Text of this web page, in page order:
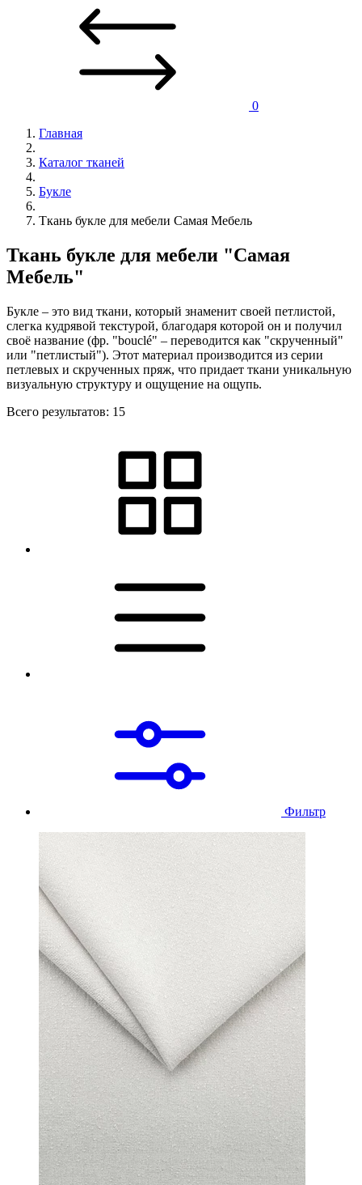
0
Главная
Каталог тканей
Букле
Ткань букле для мебели Самая Мебель
Ткань букле для мебели "Самая
Мебель"
Букле – это вид ткани, который знаменит своей петлистой,
слегка кудрявой текстурой, благодаря которой он и получил
своё название (фр. "bouclé" – переводится как "скрученный"
или "петлистый"). Этот материал производится из серии
петлевых и скрученных пряж, что придает ткани уникальную
визуальную структуру и ощущение на ощупь.
Всего результатов: 15
Фильтр